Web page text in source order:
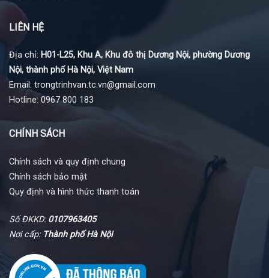
LIÊN HỆ
Địa chỉ: H01-L25, Khu A, Khu đô thị Dương Nội, phường Dương
Nội, thành phố Hà Nội, Việt Nam
Email: trongtrinhvan.tc.vn@gmail.com
Hotline: 0967 800 183
CHÍNH SÁCH
Chính sách và quy định chung
Chính sách bảo mật
Quy định và hình thức thanh toán
Số ĐKKD:0107963405
Nơi cấp: Thành phố Hà Nội